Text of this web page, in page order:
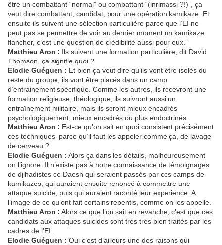
être un combattant “normal” ou combattant “(inrimassi ?!)”, ça
veut dire combattant, candidat, pour une opération kamikaze. Et
ensuite ils suivent une sélection particulière parce que l’EI ne
peut pas se permettre de voir au dernier moment un kamikaze
flancher, c’est une question de crédibilité aussi pour eux.”
Matthieu Aron : Ils suivent une formation particulière, dit David
Thomson, ça signifie quoi ?
Elodie Guéguen : Et bien ça veut dire qu’ils vont être isolés du
reste du groupe, ils vont être placés dans un camp
d’entrainement spécifique. Comme les autres, ils recevront une
formation religieuse, théologique, ils suivront aussi un
entraînement militaire, mais ils seront mieux encadrés
psychologiquement, mieux encadrés ou plus endoctrinés.
Matthieu Aron : Est-ce qu’on sait en quoi consistent précisément
ces techniques, parce qu’il faut les appeler comme ça, de lavage
de cerveau ?
Elodie Guéguen : Alors ça dans les détails, malheureusement
on l’ignore. Il n’existe pas à notre connaissance de témoignages
de djihadistes de Daesh qui seraient passés par ces camps de
kamikazes, qui auraient ensuite renoncé à commettre une
attaque suicide, puis qui auraient raconté leur expérience. A
l’image de ce qu’ont fait certains repentis, comme on les appelle.
Matthieu Aron : Alors ce que l’on sait en revanche, c’est que ces
candidats aux attaques suicides sont très très bien traités par les
cadres de l’EI.
Elodie Guéguen : Oui c’est d’ailleurs une des raisons qui